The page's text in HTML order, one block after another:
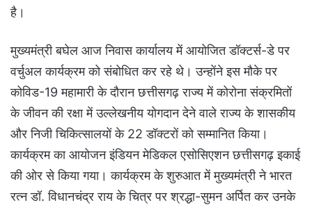
है।
मुख्यमंत्री बघेल आज निवास कार्यालय में आयोजित डॉक्टर्स-डे पर
वर्चुअल कार्यक्रम को संबोधित कर रहे थे। उन्होंने इस मौके पर
कोविड-19 महामारी के दौरान छत्तीसगढ़ राज्य में कोरोना संक्रमितों
के जीवन की रक्षा में उल्लेखनीय योगदान देने वाले राज्य के शासकीय
और निजी चिकित्सालयों के 22 डॉक्टरों को सम्मानित किया।
कार्यक्रम का आयोजन इंडियन मेडिकल एसोसिएशन छत्तीसगढ़ इकाई
की ओर से किया गया। कार्यक्रम के शुरुआत में मुख्यमंत्री ने भारत
रत्न डॉ. विधानचंद्र राय के चित्र पर श्रद्धा-सुमन अर्पित कर उनके